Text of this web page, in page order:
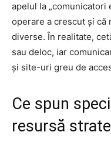
apelul la „comunicatori
operare a crescut și că
diverse. În realitate,
sau deloc, iar
și site-uri greu de
Ce spun
resursă